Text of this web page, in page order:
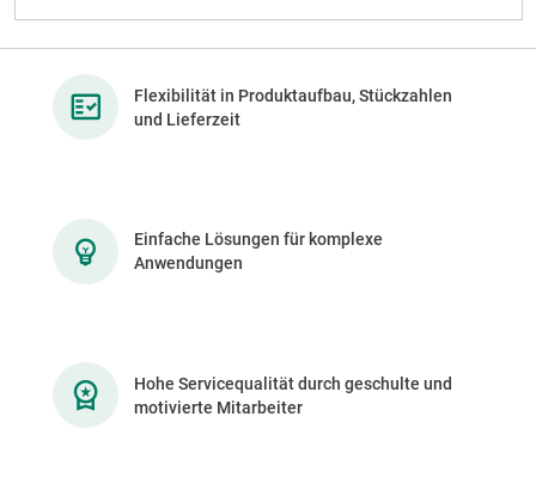
Flexibilität in Produktaufbau, Stückzahlen
und Lieferzeit
Einfache Lösungen für komplexe
Anwendungen
Hohe Servicequalität durch geschulte und
motivierte Mitarbeiter